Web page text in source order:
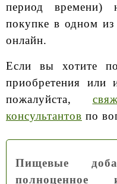
период
покупке в одном
онлайн.
Если вы хотите
приобретения или
пожалуйста,
консультантов по
Пищевые
полноценное